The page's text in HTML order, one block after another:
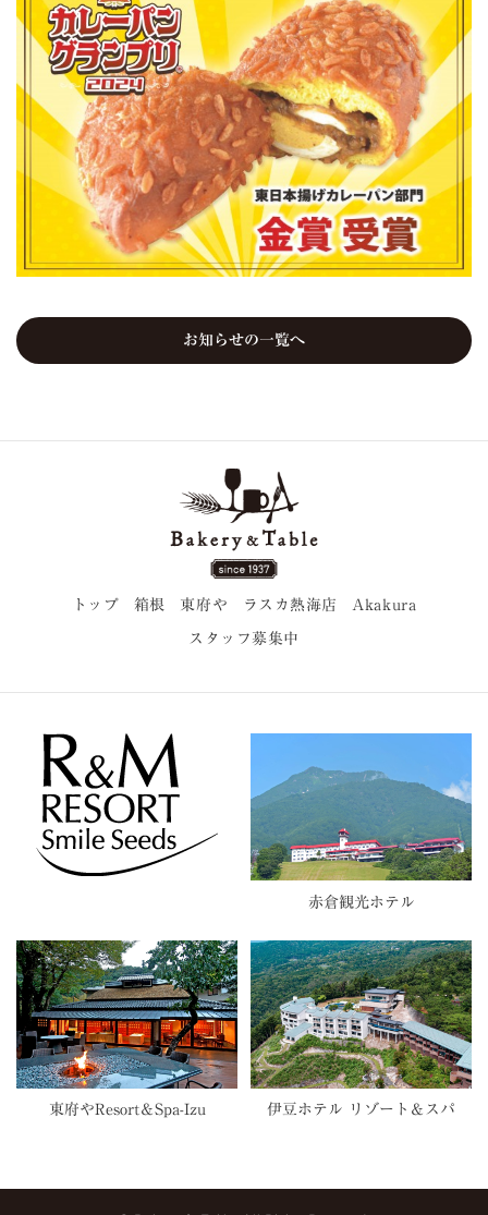
お知らせの一覧へ
トップ 箱根 東府や ラスカ熱海店 Akakura
スタッフ募集中
赤倉観光ホテル
東府やResort＆Spa-Izu 伊豆ホテル リゾート＆スパ